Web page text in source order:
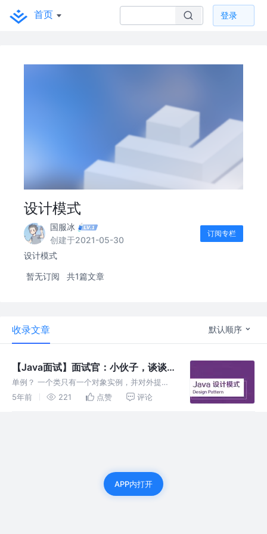
首页 登录
设计模式
国服冰
创建于2021-05-30
订阅专栏
设计模式
暂无订阅 共1篇文章
收录文章 默认顺序
【Java面试】面试官：小伙子，谈谈
单例模式
单例？ 一个类只有一个对象实例，并对外提供
一个获取实例的方法。一句话就能概括单例这个
5年前 221 点赞 评论
APP内打开